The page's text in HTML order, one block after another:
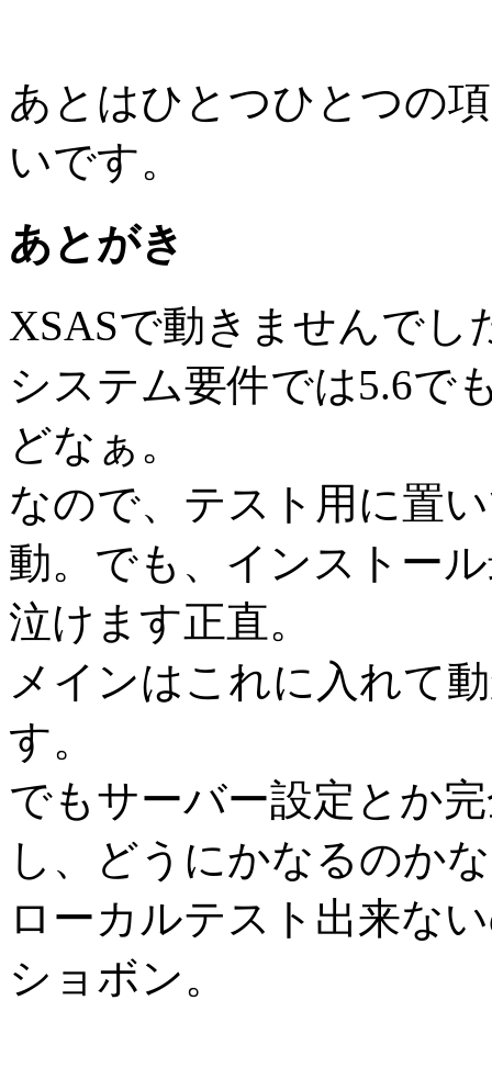
あとはひとつひとつの
いです。
あとがき
XSASで動きませんでし
システム要件では5.6で
どなぁ。
なので、テスト用に置
動。でも、インストー
泣けます正直。
メインはこれに入れて
す。
でもサーバー設定とか
し、どうにかなるのか
ローカルテスト出来な
ショボン。